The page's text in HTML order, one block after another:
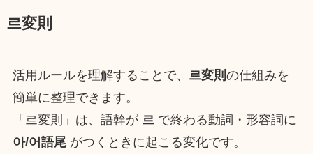
르変則
活用ルールを理解することで、 르変則 の仕組みを
簡単に整理できます。
「르変則」は、語幹が 르で終わる動詞・形容詞に
아/어語尾がつくときに起こる変化です。